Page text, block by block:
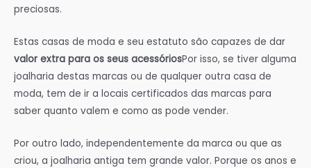
preciosas.
Estas casas de moda e seu estatuto são capazes de dar
valor extra para os seus acessóriosPor isso, se tiver alguma
joalharia destas marcas ou de qualquer outra casa de
moda, tem de ir a locais certificados das marcas para
saber quanto valem e como as pode vender.
Por outro lado, independentemente da marca ou que as
criou, a joalharia antiga tem grande valor. Porque os anos e